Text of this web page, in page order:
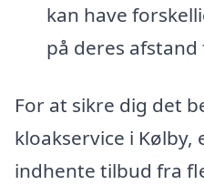
kan have
på deres afstand
For at sikre dig det
kloakservice i
indhente tilbud fra